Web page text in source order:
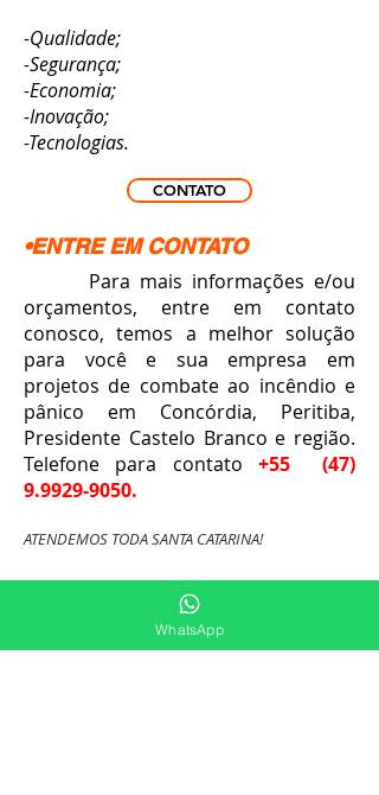
-Qualidade;
-Segurança;
-Economia;
-Inovação;
-Tecnologias.
CONTATO
•ENTRE EM CONTATO
Para mais informações e/ou
orçamentos, entre em contato
conosco, temos a melhor solução
para você e sua empresa em
projetos de combate ao incêndio e
pânico em Concórdia, Peritiba,
Presidente Castelo Branco e região.
Telefone para contato+55(47)
9.9929-9050.
ATENDEMOS TODA SANTA CATARINA!
WhatsApp